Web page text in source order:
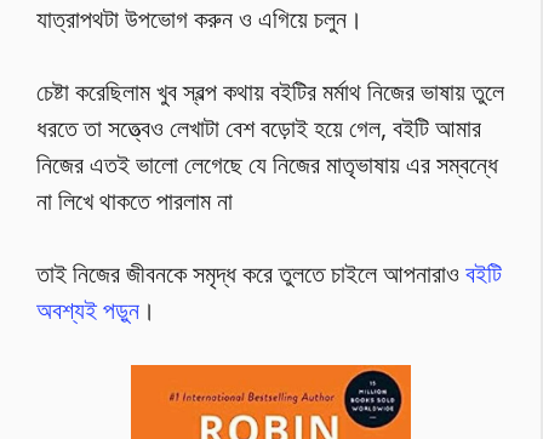
যাত্রাপথটা উপভোগ করুন ও এগিয়ে চলুন।
চেষ্টা করেছিলাম খুব স্বল্প কথায় বইটির মর্মাথ নিজের ভাষায় তুলে
ধরতে তা সত্ত্বেও লেখাটা বেশ বড়োই হয়ে গেল, বইটি আমার
নিজের এতই ভালো লেগেছে যে নিজের মাতৃভাষায় এর সম্বন্ধে
না লিখে থাকতে পারলাম না
তাই নিজের জীবনকে সমৃদ্ধ করে তুলতে চাইলে আপনারাও বইটি
অবশ্যই পড়ুন ।